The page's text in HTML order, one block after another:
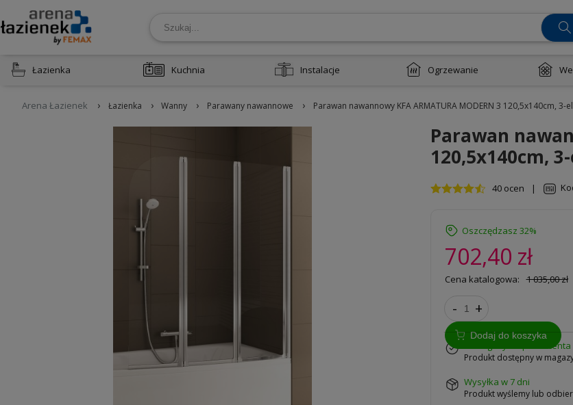
Łazienka Kuchnia Instalacje Ogrzewanie
Arena Łazienek › Łazienka › Wanny › Parawany nawannowe › Parawan nawannowy KFA ARMATURA MODERN 3 120,5x140cm,
Parawan
120,5x140cm,
40 ocen |
Oszczędzasz 32%
702,40 zł
Cena katalogowa: 1 035,00 zł
- +
Dodaj do koszyka
w magazynie producenta
Produkt dostępny w
Wysyłka w 7 dni
Produkt wyślemy lub